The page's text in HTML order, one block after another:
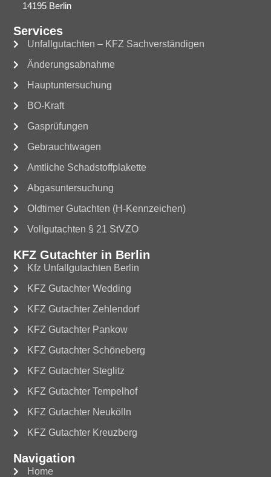
14195 Berlin
Services
Unfallgutachten – KFZ Sachverständigen
Änderungsabnahme
Hauptuntersuchung
BO-Kraft
Gasprüfungen
Gebrauchtwagen
Amtliche Schadstoffplakette
Abgasuntersuchung
Oldtimer Gutachten (H-Kennzeichen)
Vollgutachten § 21 StVZO
KFZ Gutachter in Berlin
Kfz Unfallgutachten Berlin
KFZ Gutachter Wedding
KFZ Gutachter Zehlendorf
KFZ Gutachter Pankow
KFZ Gutachter Schöneberg
KFZ Gutachter Steglitz
KFZ Gutachter Tempelhof
KFZ Gutachter Neukölln
KFZ Gutachter Kreuzberg
Navigation
Home